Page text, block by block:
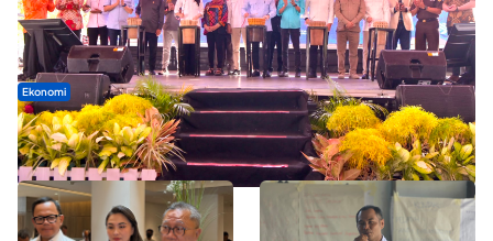
Ekonomi
Seminar di Ternate, Mendes Perkuat Sinergi Percepatan
Kopdes Merah Putih